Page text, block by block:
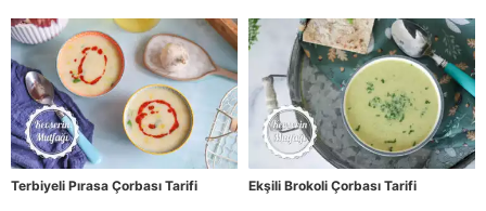
Terbiyeli Pırasa Çorbası Tarifi Ekşili Brokoli Çorbası Tarifi